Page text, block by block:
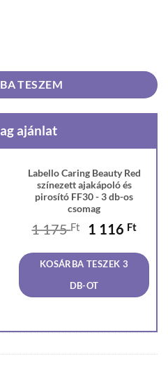
ajakápoló és pirosító FF30
TESZEM
ajánlat
Labello Caring Beauty Red
színezett ajakápoló és
pirosító FF30 - 3 db-os
csomag
1 175Ft
Original
was:
1
175 Ft.
1 116 Ft
is:
116
KOSÁRBA TESZEK 3
DB-OT